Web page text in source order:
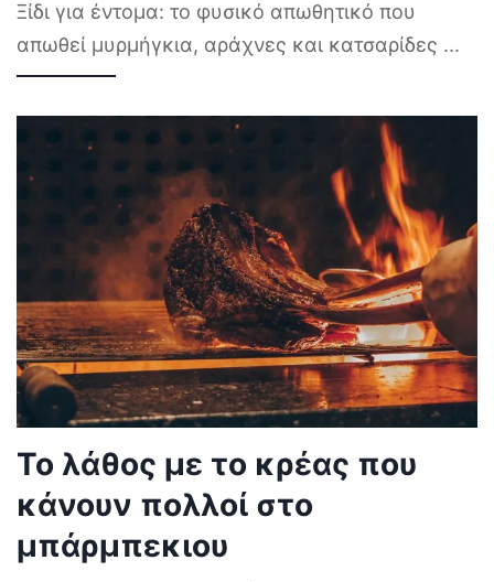
Ξίδι για έντομα: το φυσικό απωθητικό που
απωθεί μυρμήγκια, αράχνες και κατσαρίδες ...
Το λάθος με το κρέας που
κάνουν πολλοί στο
μπάρμπεκιου